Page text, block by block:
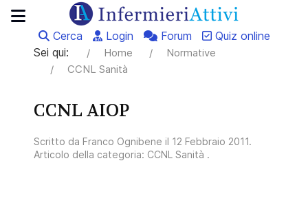
Cerca Login Forum
Quiz online
Sei qui:
Home
Normative
CCNL Sanità
CCNL AIOP
Scritto da Franco Ognibene il 12 Febbraio 2011.
Articolo della categoria: CCNL Sanità .